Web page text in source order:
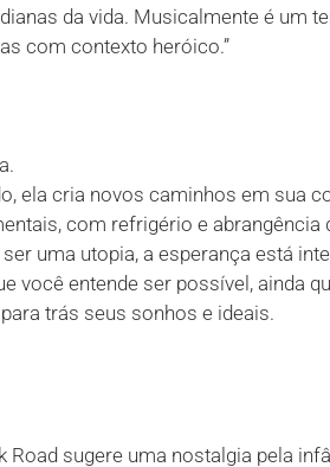
da vida. Musicalmente é um
com contexto heróico.”
ela cria novos caminhos em sua
com refrigério e
uma utopia, a esperança está
você entende ser possível, ainda
trás seus sonhos e ideais.
sugere uma nostalgia pela